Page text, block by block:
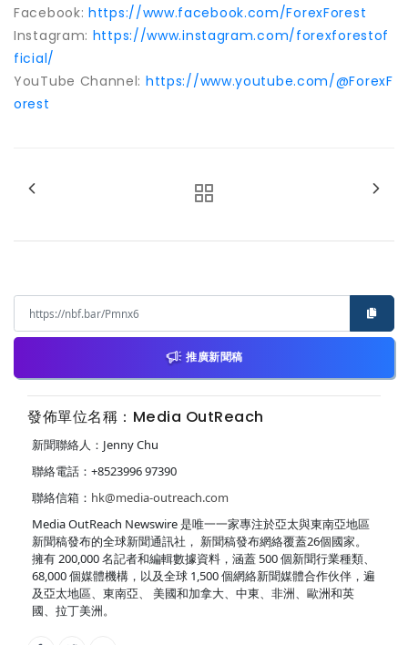
Facebook: https://www.facebook.com/ForexForest
Instagram: https://www.instagram.com/forexforestof
ficial/
YouTube Channel: https://www.youtube.com/@ForexF
orest
推廣新聞稿
發佈單位名稱：Media OutReach
新聞聯絡人：Jenny Chu
聯絡電話：+8523996 97390
聯絡信箱： hk@media-outreach.com
Media OutReach Newswire 是唯一一家專注於亞太與東南亞地區
新聞稿發布的全球新聞通訊社， 新聞稿發布網絡覆蓋26個國家。
擁有 200,000 名記者和編輯數據資料，涵蓋 500 個新聞行業種類、
68,000 個媒體機構，以及全球 1,500 個網絡新聞媒體合作伙伴，遍
及亞太地區、東南亞、 美國和加拿大、中東、非洲、歐洲和英
國、拉丁美洲。